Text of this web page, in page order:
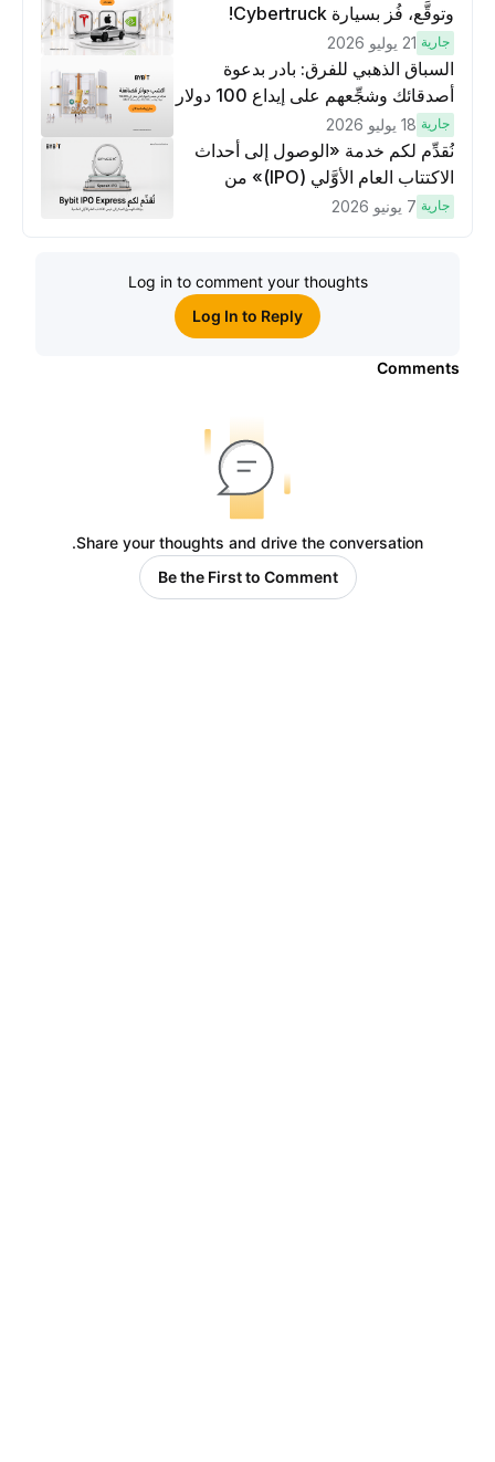
وتوقَّع، فُز بسيارة Cybertruck!
جارية 21 يوليو 2026
السباق الذهبي للفرق: بادر بدعوة
أصدقائك وشجِّعهم على إيداع 100 دولار
لكسَب مكافآت مُضاعَفة
جارية 18 يوليو 2026
نُقدِّم لكم خدمة «الوصول إلى أحداث
الاكتتاب العام الأوَّلي (IPO)» من
Bybit، بوابتك للوصول المبكر إلى فرص
جارية 7 يونيو 2026
Log in to comment your thoughts
Log In to Reply
Comments
Share your thoughts and drive the conversation.
Be the First to Comment